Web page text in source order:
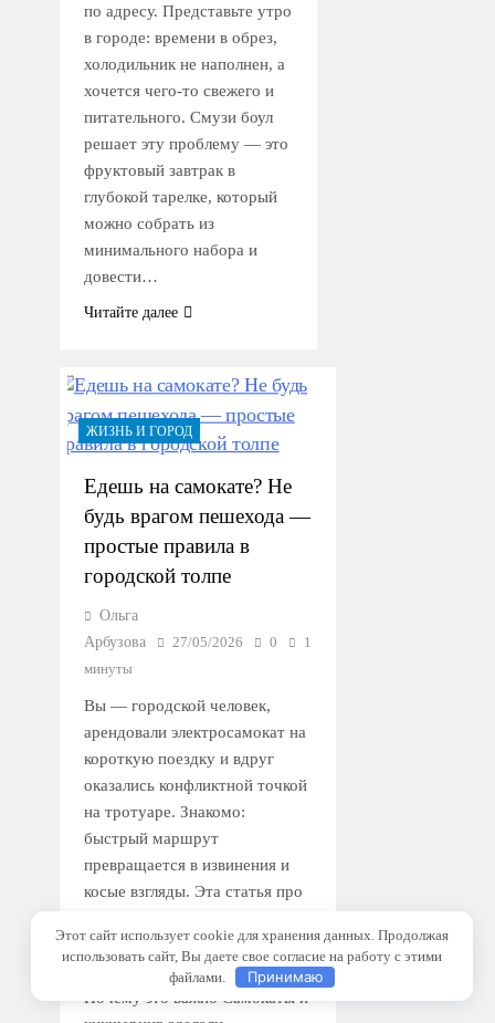
по адресу. Представьте утро
в городе: времени в обрез,
холодильник не наполнен, а
хочется чего-то свежего и
питательного. Смузи боул
решает эту проблему — это
фруктовый завтрак в
глубокой тарелке, который
можно собрать из
минимального набора и
довести…
Читайте далее
ЖИЗНЬ И ГОРОД
Едешь на самокате? Не
будь врагом пешехода —
простые правила в
городской толпе
Ольга
Арбузова
27/05/2026 0
1
минуты
Вы — городской человек,
арендовали электросамокат на
короткую поездку и вдруг
оказались конфликтной точкой
на тротуаре. Знакомо:
быстрый маршрут
превращается в извинения и
косые взгляды. Эта статья про
безопасно и при этом не
раздражать окружающих.
Почему это важно Самокаты и
Этот сайт использует cookie для хранения данных. Продолжая
использовать сайт, Вы даете свое согласие на работу с этими
файлами.
Принимаю